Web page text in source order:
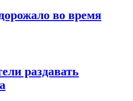
во время
раздавать